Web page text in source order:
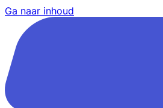
Ga naar inhoud